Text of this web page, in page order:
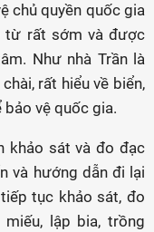
chủ quyền quốc gia
từ rất sớm và được
Như nhà Trần là
rất hiểu về biển,
vệ quốc gia.
khảo sát và đo đạc
và hướng dẫn đi lại
tục khảo sát, đo
lập bia, trồng